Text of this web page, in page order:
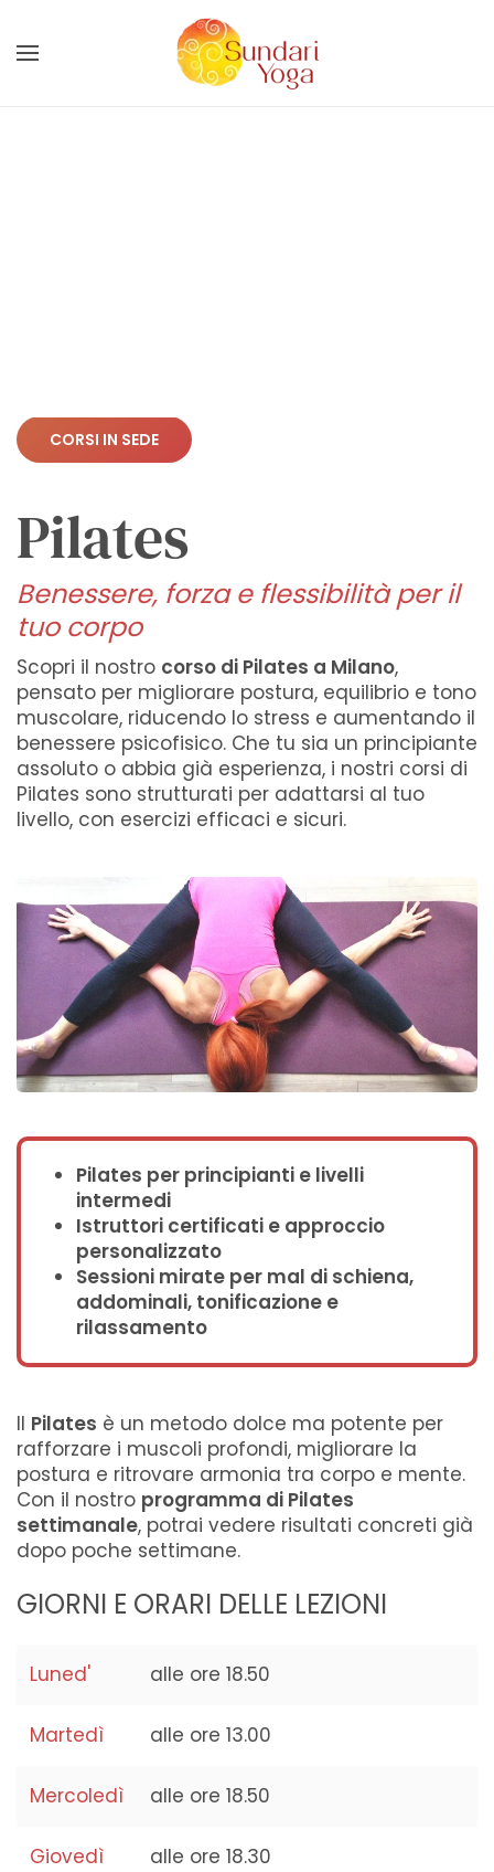
Skip to main content
CORSI IN SEDE
Pilates
Benessere, forza e flessibilità per il
tuo corpo
Scopri il nostro corso di Pilates a Milano,
pensato per migliorare postura, equilibrio e tono
muscolare, riducendo lo stress e aumentando il
benessere psicofisico. Che tu sia un principiante
assoluto o abbia già esperienza, i nostri corsi di
Pilates sono strutturati per adattarsi al tuo
livello, con esercizi efficaci e sicuri.
Pilates per principianti e livelli
intermedi
Istruttori certificati e approccio
personalizzato
Sessioni mirate per mal di schiena,
addominali, tonificazione e
rilassamento
Il Pilates è un metodo dolce ma potente per
rafforzare i muscoli profondi, migliorare la
postura e ritrovare armonia tra corpo e mente.
Con il nostro programma di Pilates
settimanale, potrai vedere risultati concreti già
dopo poche settimane.
GIORNI E ORARI DELLE LEZIONI
Luned' alle ore 18.50
Martedì alle ore 13.00
Mercoledì alle ore 18.50
Giovedì alle ore 18.30